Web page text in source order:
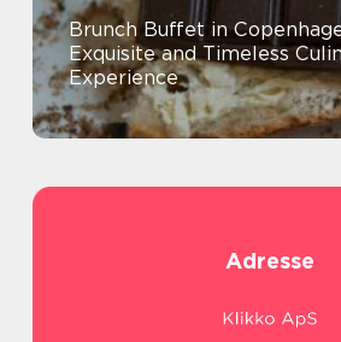
Brunch Buffet in
Exquisite and Timeless
Experience
Adresse